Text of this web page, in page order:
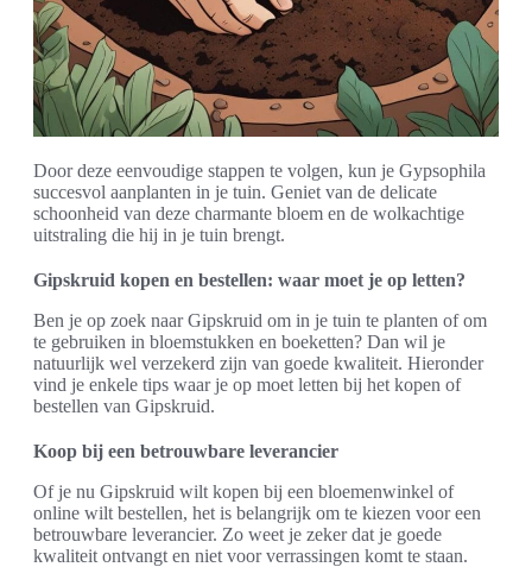
Door deze eenvoudige stappen te volgen, kun je Gypsophila
succesvol aanplanten in je tuin. Geniet van de delicate
schoonheid van deze charmante bloem en de wolkachtige
uitstraling die hij in je tuin brengt.
Gipskruid kopen en bestellen: waar moet je op letten?
Ben je op zoek naar Gipskruid om in je tuin te planten of om
te gebruiken in bloemstukken en boeketten? Dan wil je
natuurlijk wel verzekerd zijn van goede kwaliteit. Hieronder
vind je enkele tips waar je op moet letten bij het kopen of
bestellen van Gipskruid.
Koop bij een betrouwbare leverancier
Of je nu Gipskruid wilt kopen bij een bloemenwinkel of
online wilt bestellen, het is belangrijk om te kiezen voor een
betrouwbare leverancier. Zo weet je zeker dat je goede
kwaliteit ontvangt en niet voor verrassingen komt te staan.